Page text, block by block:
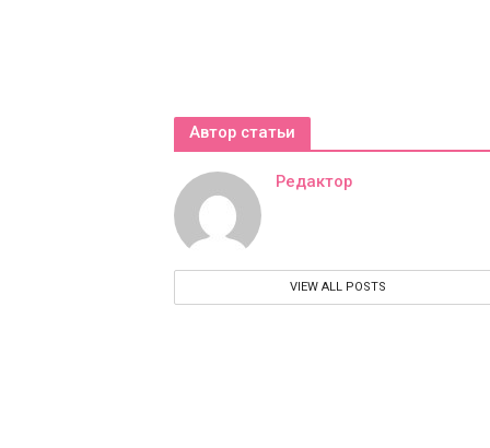
Автор статьи
Редактор
VIEW ALL POSTS